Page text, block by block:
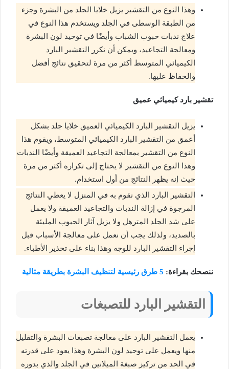
وهذا النوع من التقشير يزيل خلايا الجلد من البشرة وجزء
من الطبقة الوسطى في الجلد ويستخدم هذا النوع في
علاج ندبات حبوب الشباب وأيضًا في توحيد لون البشرة
ومعالجة التجاعيد، ويمكن أن نكرر التقشير البارد
الكيميائي المتوسط أكثر من مرة لتحقيق نتائج أفضل
والحفاظ عليها.
تقشير بارد كيميائي عميق
يزيل التقشير البارد الكيميائي العميق خلايا جلد بشكل
أعمق من التقشير البارد الكيميائي المتوسط، ويقوم هذا
النوع من التقشير بمعالجة التجاعيد العميقة وأيضًا الندبات
وهذا النوع من التقشير لا يحتاج إلى تكراره أكثر من مرة
حيث إنه يظهر النتائج من أول استخدام.
التقشير البارد الذي نقوم به في المنزل لا يعطي النتائج
المرجوة في إزالة الندبات والتجاعيد العميقة ولا يعمل
على شد الجلد المترهل ولا يزيل آثار الحبوب المليئة
بالصديد، ولذلك يجب أن نعمل على معالجة الأسباب قبل
إجراء التقشير البارد للوجه وهذا بناء على تحذير الأطباء.
ننصحك بقراءة: 5 طرق رئيسية لتنظيف البشرة بطريقة مثالية
التقشير البارد للتصبغات
يعمل التقشير البارد على معالجة تصبغات البشرة والتقليل
منها ويعمل على توحيد لون البشرة وهذا يعود على قدرته
في الحد من تركيز صبغة الميلانين في الجلد والذي بدوره